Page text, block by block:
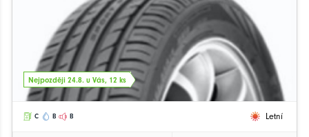
Nejpozději 24.8. u Vás, 12 ks
C B B Letní